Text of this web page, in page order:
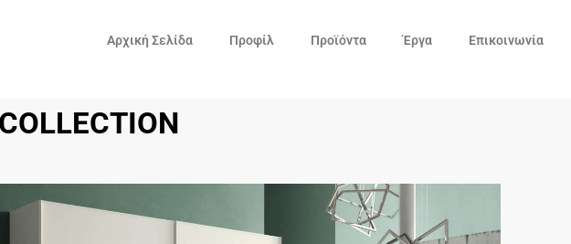
Αρχική Σελίδα Προφίλ Προϊόντα Έργα Επικοινωνία